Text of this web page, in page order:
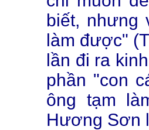
biết, nhưng
làm được"
lần đi ra
phần "con
ông tạm
Hương Sơn